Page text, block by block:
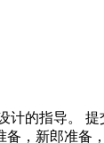
的指导。
，新郎准